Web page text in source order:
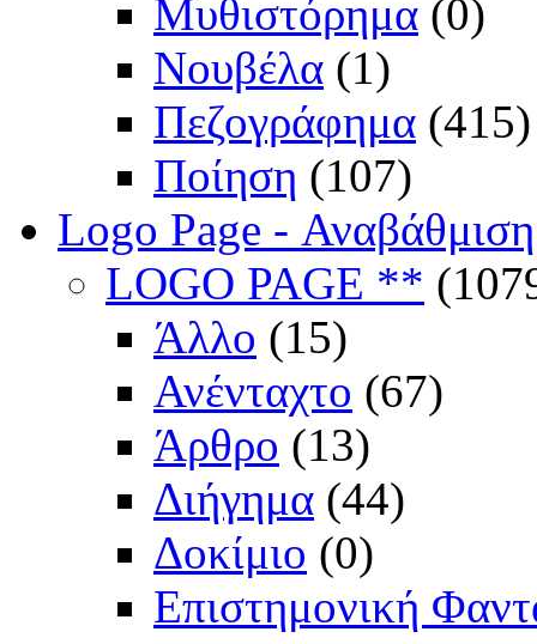
Μυθιστόρημα (0)
Νουβέλα (1)
Πεζογράφημα (415)
Ποίηση (107)
Logo Page -
LOGO PAGE **
Άλλο (15)
Ανένταχτο (67)
Άρθρο (13)
Διήγημα (44)
Δοκίμιο (0)
Επιστημονική